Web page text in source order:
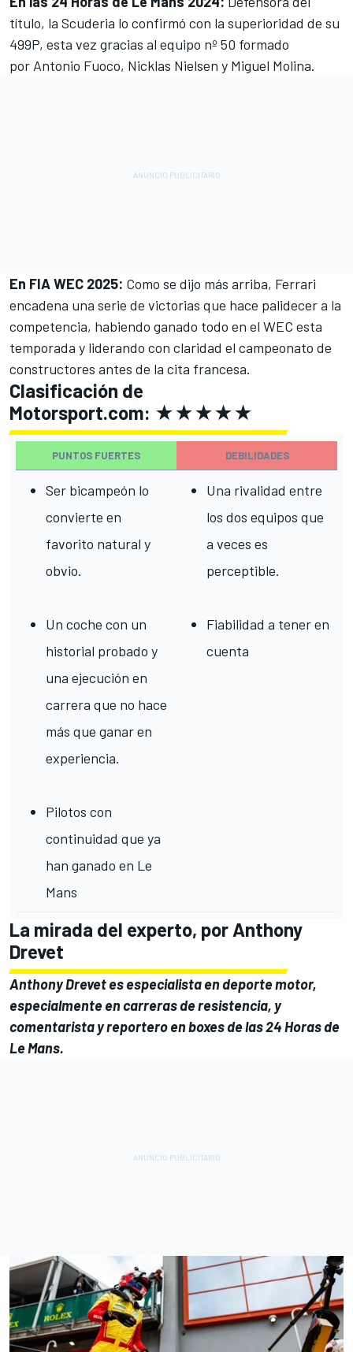
título, la Scuderia lo confirmó con la superioridad de su
499P, esta vez gracias al equipo nº 50 formado
por Antonio Fuoco, Nicklas Nielsen y Miguel Molina.
En FIA WEC 2025: Como se dijo más arriba, Ferrari
encadena una serie de victorias que hace palidecer a la
competencia, habiendo ganado todo en el WEC esta
temporada y liderando con claridad el campeonato de
constructores antes de la cita francesa.
Clasificación de
Motorsport.com: ★★★★★
PUNTOS FUERTES DEBILIDADES
Ser bicampeón lo
convierte en
favorito natural y
obvio.
Un coche con un
historial probado y
una ejecución en
carrera que no hace
más que ganar en
experiencia.
Pilotos con
continuidad que ya
han ganado en Le
Mans
Una rivalidad entre
los dos equipos que
a veces es
perceptible.
Fiabilidad a tener en
cuenta
La mirada del experto, por Anthony
Drevet
Anthony Drevet es especialista en deporte motor,
especialmente en carreras de resistencia, y
comentarista y reportero en boxes de las 24 Horas de
Le Mans.